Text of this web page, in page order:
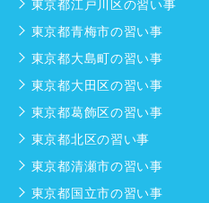
東京都江戸川区の習い事
東京都青梅市の習い事
東京都大島町の習い事
東京都大田区の習い事
東京都葛飾区の習い事
東京都北区の習い事
東京都清瀬市の習い事
東京都国立市の習い事